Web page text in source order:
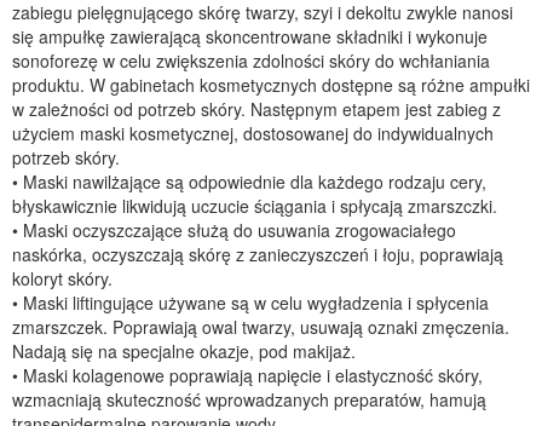
zabiegu pielęgnującego skórę twarzy, szyi i dekoltu zwykle nanosi
się ampułkę zawierającą skoncentrowane składniki i wykonuje
sonoforezę w celu zwiększenia zdolności skóry do wchłaniania
produktu. W gabinetach kosmetycznych dostępne są różne ampułki
w zależności od potrzeb skóry. Następnym etapem jest zabieg z
użyciem maski kosmetycznej, dostosowanej do indywidualnych
potrzeb skóry.
• Maski nawilżające są odpowiednie dla każdego rodzaju cery,
błyskawicznie likwidują uczucie ściągania i spłycają zmarszczki.
• Maski oczyszczające służą do usuwania zrogowaciałego
naskórka, oczyszczają skórę z zanieczyszczeń i łoju, poprawiają
koloryt skóry.
• Maski liftingujące używane są w celu wygładzenia i spłycenia
zmarszczek. Poprawiają owal twarzy, usuwają oznaki zmęczenia.
Nadają się na specjalne okazje, pod makijaż.
• Maski kolagenowe poprawiają napięcie i elastyczność skóry,
wzmacniają skuteczność wprowadzanych preparatów, hamują